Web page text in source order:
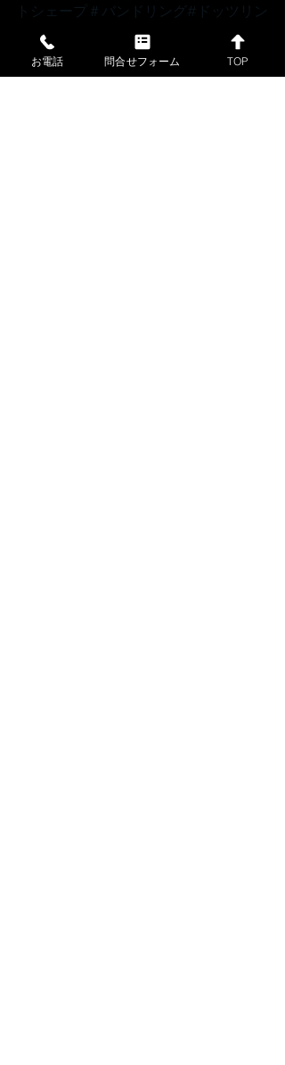
トシェープ ＃バンドリング #ドッツリン
#ドットリング #パヴェリング
#スタ
ッズピアス
#アメリカンピアス
#ベネチ
アン#カットボール#ボールチェーン#
お電話 問合せフォーム TOP